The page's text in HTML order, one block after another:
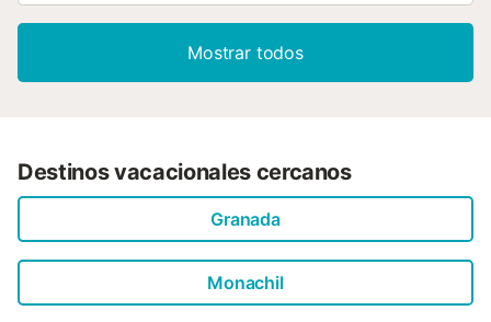
Mostrar todos
Destinos vacacionales cercanos
Granada
Monachil